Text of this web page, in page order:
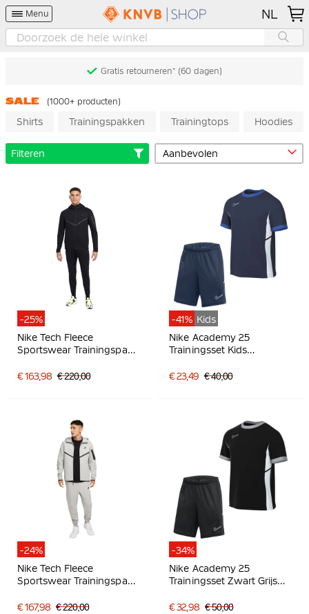
Menu NL
Gratis retourneren* (60 dagen)
SALE (1000+ producten)
Shirts Trainingspakken Trainingtops Hoodies
Filteren
-25%
Nike Tech Fleece
Sportswear Trainingspak
€ 163,98 € 220,00
-41% Kids
Nike Academy 25
Trainingsset Kids
€ 23,49 € 40,00
-24%
Nike Tech Fleece
Sportswear Trainingspak
€ 167,98 € 220,00
-34%
Nike Academy 25
Trainingsset Zwart Grijs
€ 32,98 € 50,00